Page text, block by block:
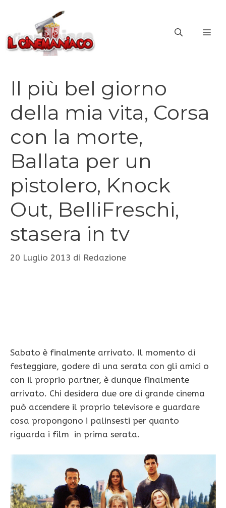
contenuto
Il più bel giorno
della mia vita, Corsa
con la morte,
Ballata per un
pistolero, Knock
Out, BelliFreschi,
stasera in tv
20 Luglio 2013 di Redazione
Sabato è finalmente arrivato. Il momento di
festeggiare, godere di una serata con gli amici o
con il proprio partner, è dunque finalmente
arrivato. Chi desidera due ore di grande cinema
può accendere il proprio televisore e guardare
cosa propongono i palinsesti per quanto
riguarda i film in prima serata.